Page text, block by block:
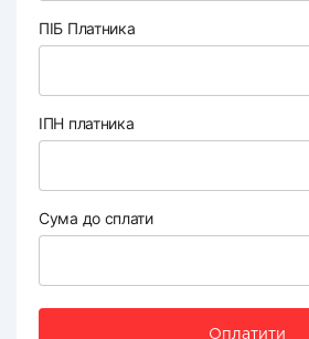
ПІБ Платника
ІПН платника
Сума до сплати
Оплатити